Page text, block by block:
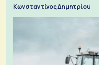
Κωνσταντίνος Δημητρίου